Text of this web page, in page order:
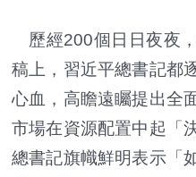
歷經200個日日夜夜
稿上，習近平總書記都
心血，高瞻遠矚提出全
市場在資源配置中起「
總書記旗幟鮮明表示「